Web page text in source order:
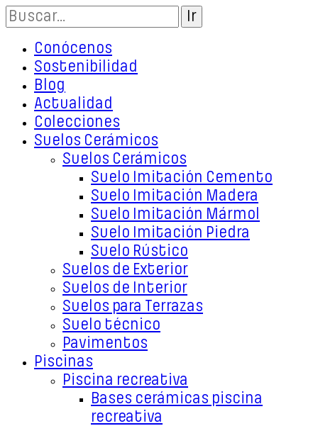
Conócenos
Sostenibilidad
Blog
Actualidad
Colecciones
Suelos Cerámicos
Suelos Cerámicos
Suelo Imitación Cemento
Suelo Imitación Madera
Suelo Imitación Mármol
Suelo Imitación Piedra
Suelo Rústico
Suelos de Exterior
Suelos de Interior
Suelos para Terrazas
Suelo técnico
Pavimentos
Piscinas
Piscina recreativa
Bases cerámicas piscina
recreativa